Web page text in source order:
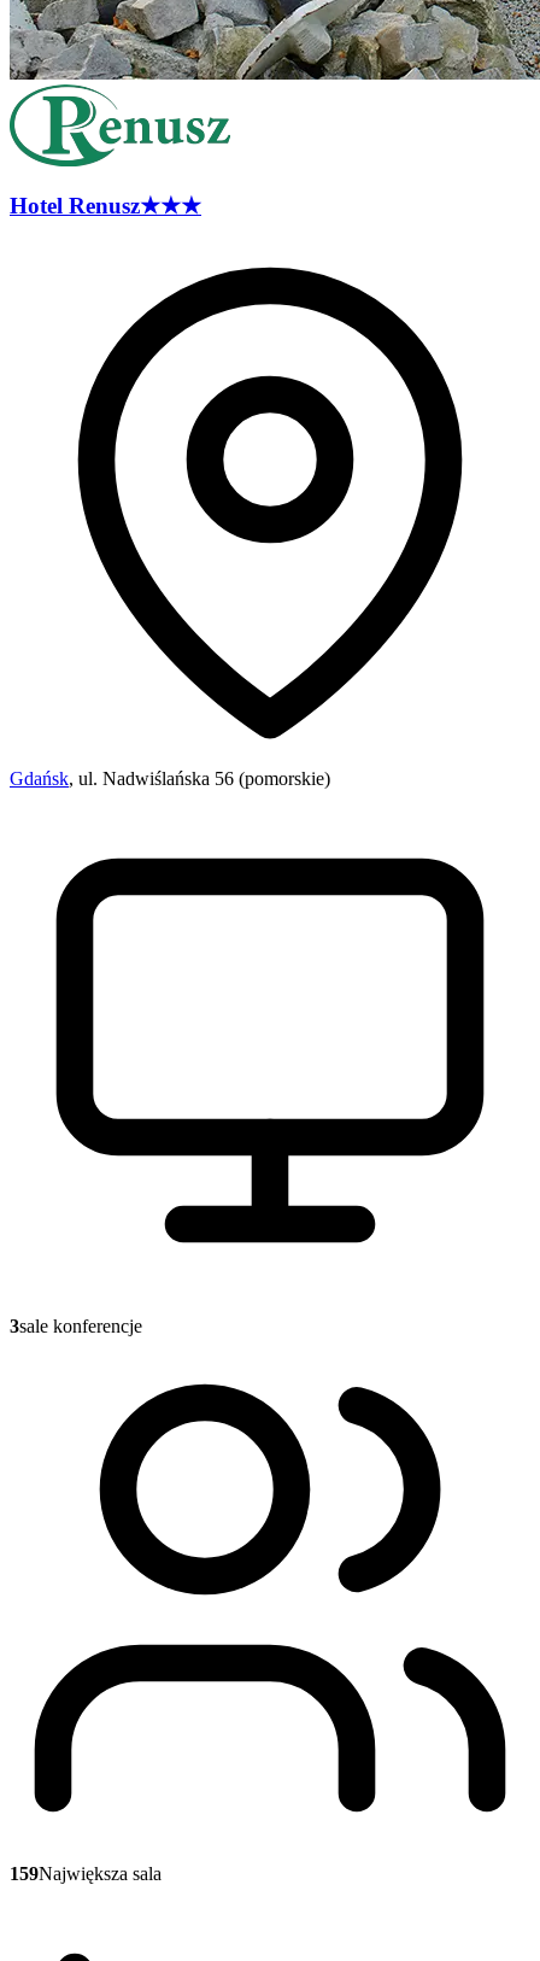
Hotel Renusz★★★
Gdańsk, ul. Nadwiślańska 56 (pomorskie)
3sale konferencje
159Największa sala